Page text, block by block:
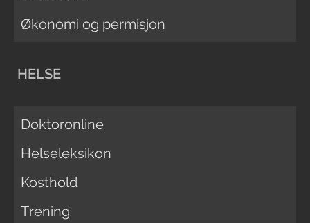
Økonomi og permisjon
HELSE
Doktoronline
Helseleksikon
Kosthold
Trening